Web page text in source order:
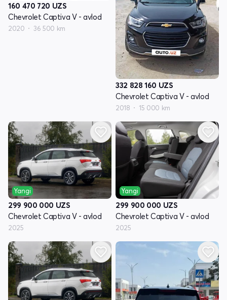
160 470 720 UZS
Chevrolet Captiva V - avlod
2020 36 500 km
332 828 160 UZS
Chevrolet Captiva V - avlod
2018 15 000 km
Yangi
299 900 000 UZS
Chevrolet Captiva V - avlod
2025
Yangi
299 900 000 UZS
Chevrolet Captiva V - avlod
2025